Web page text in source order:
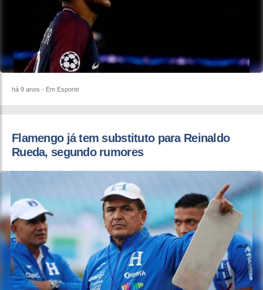
há 9 anos - Em Esporte
​Flamengo já tem substituto para Reinaldo
Rueda, segundo rumores